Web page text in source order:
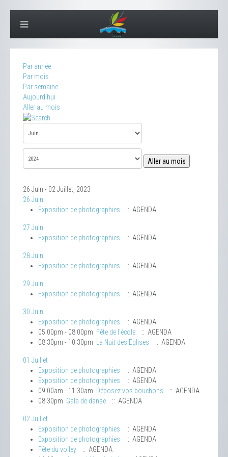
Par année
Par mois
Par semaine
Aujourd'hui
Aller au mois
Aller au mois
26 Juin - 02 Juillet, 2023
26 Juin
Exposition de photographies
:: AGENDA
27 Juin
Exposition de photographies
:: AGENDA
28 Juin
Exposition de photographies
:: AGENDA
29 Juin
Exposition de photographies
:: AGENDA
30 Juin
Exposition de photographies
:: AGENDA
05:00pm - 08:00pm Fête de l'école
:: AGENDA
08:30pm - 10:30pm La Nuit des Églises :: AGENDA
01 Juillet
Exposition de photographies
:: AGENDA
Exposition de photographies
:: AGENDA
09:00am - 11:30am Déposez vos bouchons
:: AGENDA
08:30pm Gala de danse :: AGENDA
02 Juillet
Exposition de photographies
:: AGENDA
Exposition de photographies
:: AGENDA
Fête du volley
:: AGENDA